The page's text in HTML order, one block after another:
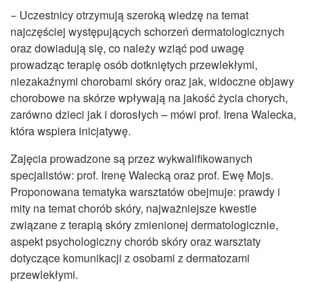
− Uczestnicy otrzymują szeroką wiedzę na temat
najczęściej występujących schorzeń dermatologicznych
oraz dowiadują się, co należy wziąć pod uwagę
prowadząc terapię osób dotkniętych przewlekłymi,
niezakaźnymi chorobami skóry oraz jak, widoczne objawy
chorobowe na skórze wpływają na jakość życia chorych,
zarówno dzieci jak i dorosłych – mówi prof. Irena Walecka,
która wspiera inicjatywę.
Zajęcia prowadzone są przez wykwalifikowanych
specjalistów: prof. Irenę Walecką oraz prof. Ewę Mojs.
Proponowana tematyka warsztatów obejmuje: prawdy i
mity na temat chorób skóry, najważniejsze kwestie
związane z terapią skóry zmienionej dermatologicznie,
aspekt psychologiczny chorób skóry oraz warsztaty
dotyczące komunikacji z osobami z dermatozami
przewlekłymi.